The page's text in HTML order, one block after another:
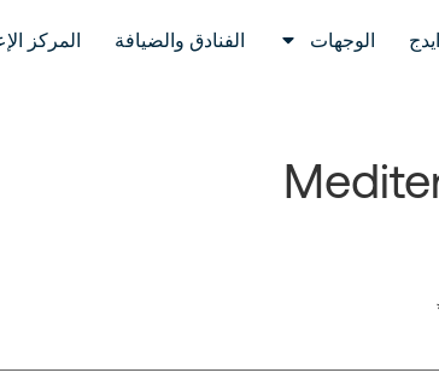
الوجهات الفنادق والضيافة المركز